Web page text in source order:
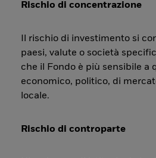
Rischio di concentrazione
Il rischio di investimento si
paesi, valute o società
che il Fondo è più sensibile a
economico, politico, di
locale.
Rischio di controparte